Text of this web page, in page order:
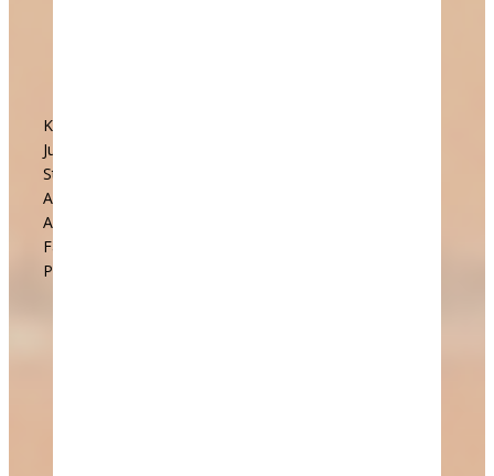
Kinder bis 13 Jahre*
Jugendliche bis 18 Jahre*
Studenten und Auszubildende**
Aktive Erwachsene
Aktive Ehepaare
Familien***
Passive Mitgliedschaft